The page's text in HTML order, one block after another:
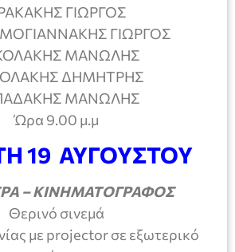
ΓΙΩΡΓΟΣ
ΓΙΩΡΓΟΣ
ΜΑΝΩΛΗΣ
ΔΗΜΗΤΡΗΣ
ΜΑΝΩΛΗΣ
Ώρα 9.00 μ.μ
19 ΑΥΓΟΥΣΤΟΥ
– ΚΙΝΗΜΑΤΟΓΡΑΦΟΣ
Θερινό σινεμά
με projector σε εξωτερικό